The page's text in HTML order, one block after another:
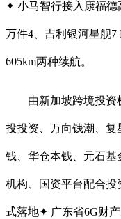
✦ 小马智行接入康福德
万件4、吉利银河星舰7
605km两种续航。
由新加坡跨境投资
投投资、万向钱潮、
钱、华仓本钱、元石
机构、国资平台配合
式落地✦ 广东省6G财